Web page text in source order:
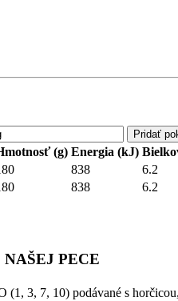
(g) Energia (kJ)
838 6.2
838 6.2
PECE
3, 7, 10) podávané s